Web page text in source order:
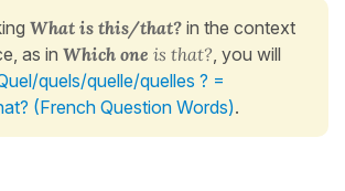
What is this/that? in the context
as in Which one is that?, you will
quels/quelle/quelles ? =
(French Question Words).